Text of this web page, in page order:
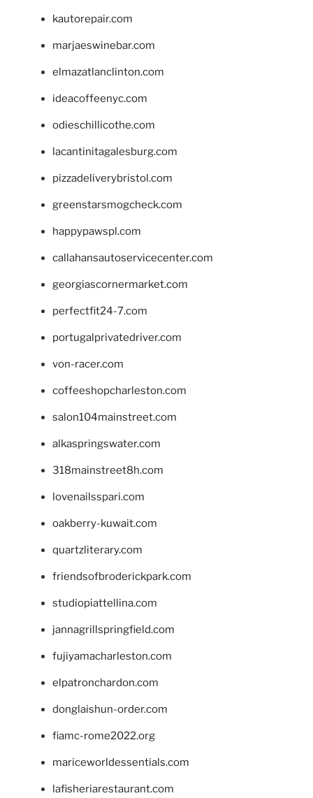
kautorepair.com
marjaeswinebar.com
elmazatlanclinton.com
ideacoffeenyc.com
odieschillicothe.com
lacantinitagalesburg.com
pizzadeliverybristol.com
greenstarsmogcheck.com
happypawspl.com
callahansautoservicecenter.com
georgiascornermarket.com
perfectfit24-7.com
portugalprivatedriver.com
von-racer.com
coffeeshopcharleston.com
salon104mainstreet.com
alkaspringswater.com
318mainstreet8h.com
lovenailsspari.com
oakberry-kuwait.com
quartzliterary.com
friendsofbroderickpark.com
studiopiattellina.com
jannagrillspringfield.com
fujiyamacharleston.com
elpatronchardon.com
donglaishun-order.com
fiamc-rome2022.org
mariceworldessentials.com
lafisheriarestaurant.com